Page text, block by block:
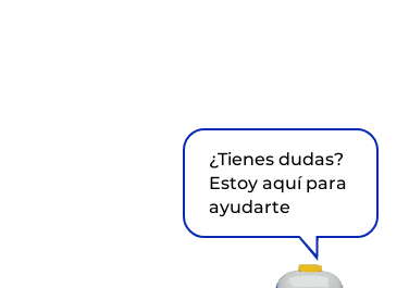
¿Tienes dudas?
Estoy aquí para
ayudarte